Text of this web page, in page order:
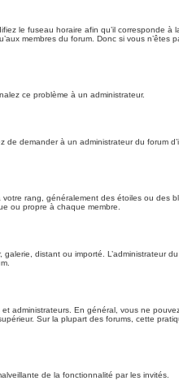
le fuseau horaire afin qu’il corresponde à
membres du forum. Donc si vous n’êtes
ce problème à un administrateur.
demander à un administrateur du forum
votre rang, généralement des étoiles ou des
ou propre à chaque membre.
distant ou importé. L’administrateur
administrateurs. En général, vous ne
Sur la plupart des forums, cette
de la fonctionnalité par les invités.